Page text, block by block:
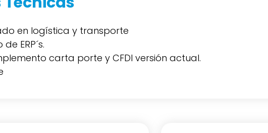
en logística y transporte
ERP´s.
carta porte y CFDI versión actual.